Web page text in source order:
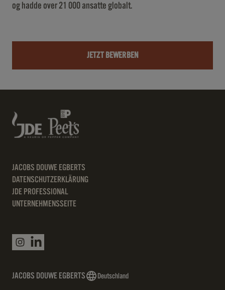
og hadde over 21 000 ansatte globalt.
JETZT BEWERBEN
JACOBS DOUWE EGBERTS
DATENSCHUTZERKLÄRUNG
JDE PROFESSIONAL
UNTERNEHMENSSEITE
JACOBS DOUWE EGBERTS Deutschland